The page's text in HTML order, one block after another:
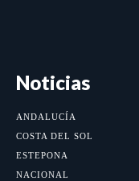
Noticias
ANDALUCÍA
COSTA DEL SOL
ESTEPONA
NACIONAL